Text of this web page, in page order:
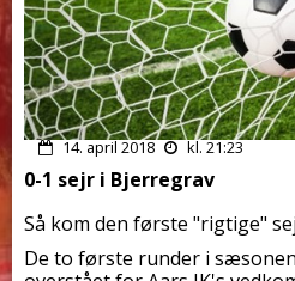
14. april 2018 kl. 21:23
0-1 sejr i Bjerregrav
Så kom den første "rigtige"
De to første runder i